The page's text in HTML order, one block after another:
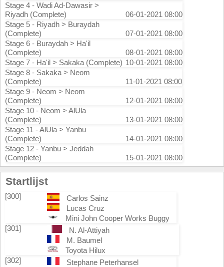
Stage 4 - Wadi Ad-Dawasir >
Riyadh (Complete)
06-01-2021 08:00
Stage 5 - Riyadh > Buraydah
(Complete)
07-01-2021 08:00
Stage 6 - Buraydah > Ha'il
(Complete)
08-01-2021 08:00
Stage 7 - Ha'il > Sakaka (Complete) 10-01-2021 08:00
Stage 8 - Sakaka > Neom
(Complete)
11-01-2021 08:00
Stage 9 - Neom > Neom
(Complete)
12-01-2021 08:00
Stage 10 - Neom > AlUla
(Complete)
13-01-2021 08:00
Stage 11 - AlUla > Yanbu
(Complete)
14-01-2021 08:00
Stage 12 - Yanbu > Jeddah
(Complete)
15-01-2021 08:00
Startlijst
[300]
Carlos Sainz
Lucas Cruz
Mini John Cooper Works Buggy
[301]
N. Al-Attiyah
M. Baumel
Toyota Hilux
[302]
Stephane Peterhansel